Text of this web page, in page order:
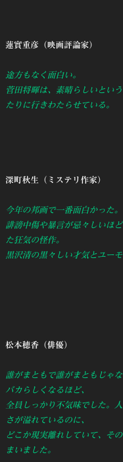
蓮實重彦（映画評論家）
途方もなく面白い。
菅田将暉は、素晴らしいとい
たりに行きわたらせている。
深町秋生（ミステリ作家）
今年の邦画で一番面白かった。
誹謗中傷や暴言が忌々しいほ
た狂気の怪作。
黒沢清の黒々しい才気とユー
松本穂香（俳優）
誰がまともで誰がまともじゃ
バカらしくなるほど、
全員しっかり不気味でした。
さが溢れているのに、
どこか現実離れしていて、そ
まいました。